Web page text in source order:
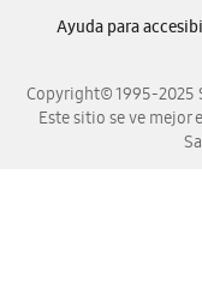
Copyright© 1995-2025
Este sitio se ve mejor
Ayuda para